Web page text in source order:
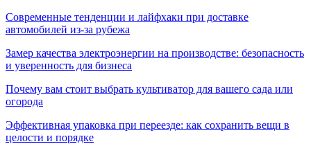
Современные тенденции и лайфхаки при доставке
автомобилей из-за рубежа
Замер качества электроэнергии на производстве: безопасность
и уверенность для бизнеса
Почему вам стоит выбрать культиватор для вашего сада или
огорода
Эффективная упаковка при переезде: как сохранить вещи в
целости и порядке